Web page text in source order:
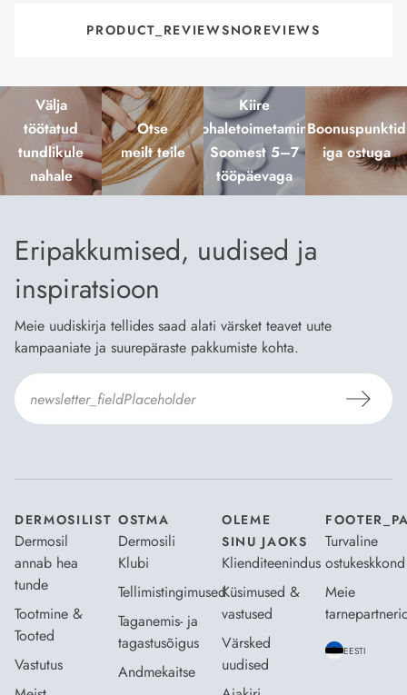
PRODUCT_REVIEWSNOREVIEWS
Välja
töötatud
tundlikule
nahale
Otse
meilt teile
Kiire
kohaletoimetamine
Soomest 5–7
tööpäevaga
Boonuspunktid
iga ostuga
Eripakkumised, uudised ja
inspiratsioon
Meie uudiskirja tellides saad alati värsket teavet uute
kampaaniate ja suurepäraste pakkumiste kohta.
DERMOSILIST
Dermosil
annab hea
tunde
Tootmine &
Tooted
Vastutus
OSTMA
Dermosili
Klubi
Tellimistingimused
Taganemis- ja
tagastusõigus
Andmekaitse
OLEME
SINU JAOKS
Klienditeenindus
Küsimused &
vastused
Värsked
uudised
Turvaline
ostukeskkond
Meie
EESTI